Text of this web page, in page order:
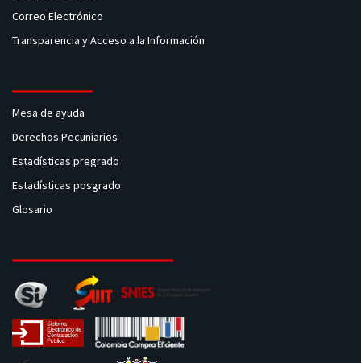
Correo Electrónico
Transparencia y Acceso a la Información
Mesa de ayuda
Derechos Pecuniarios
Estadísticas pregrado
Estadísticas posgrado
Glosario